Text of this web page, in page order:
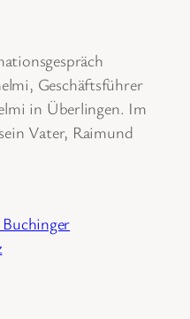
Geschäftsführer
in Überlingen. Im
Vater, Raimund